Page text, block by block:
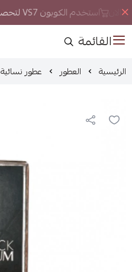
استخدم الكوبون VS7 لتحصل على خصم إضافي
القائمة
الرئيسية العطور عطور نسائية